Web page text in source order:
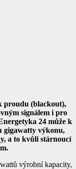
proudu (blackout),
signálem i pro
24 může k
gigawatty výkonu,
a to kvůli stárnoucí
výrobní kapacity,